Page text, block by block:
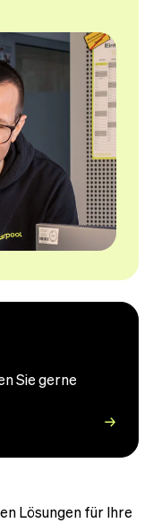
Sie gerne
Lösungen für Ihre